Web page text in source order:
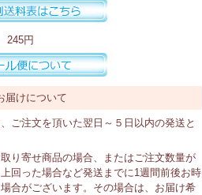
245円
届けについて
ご注文を頂いた翌日～５日以内の発送と
り寄せ商品の場合、またはご注文数量が
回った場合など発送までに1週間前後お時
合がございます。その場合は、お届け希